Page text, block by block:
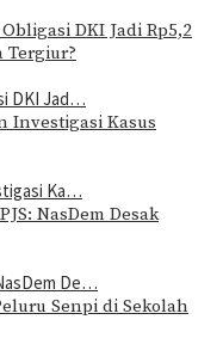
DKI Jad…
Ka…
De…